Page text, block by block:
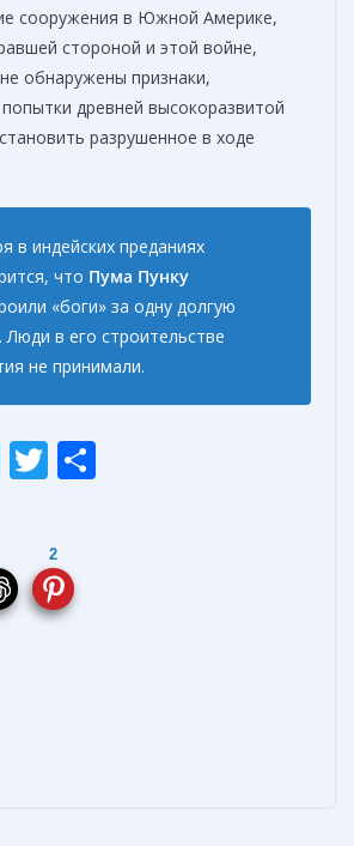
сооружения в Южной Америке,
стороной и этой войне,
обнаружены признаки,
древней высокоразвитой
разрушенное в ходе
в индейских преданиях
что Пума Пунку
«боги» за одну долгую
Люди в его строительстве
не принимали.
M
e
n
T
itt
er
2